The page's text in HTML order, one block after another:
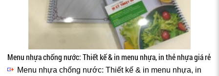
Menu nhựa chống nước: Thiết kế & in menu nhựa, in thẻ nhựa giá rẻ
Menu nhựa chống nước: Thiết kế & in menu nhựa, in